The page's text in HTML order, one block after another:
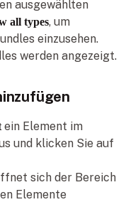
ausgewählten
all types, um
einzusehen.
werden angezeigt.
ein Element im
und klicken Sie auf
sich der Bereich
Elemente